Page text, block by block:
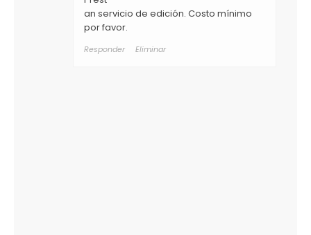
an servicio de edición. Costo mínimo
por favor.
Responder Eliminar